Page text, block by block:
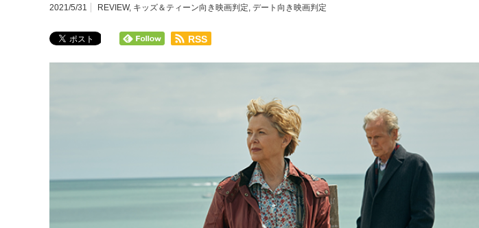
2021/5/31 REVIEW, キッズ＆ティーン向き映画判定, デート向き映画判定
RSS